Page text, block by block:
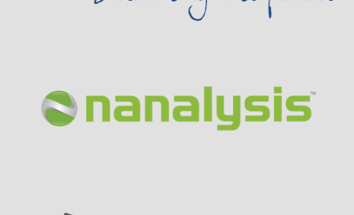
Visit Sponsor Page